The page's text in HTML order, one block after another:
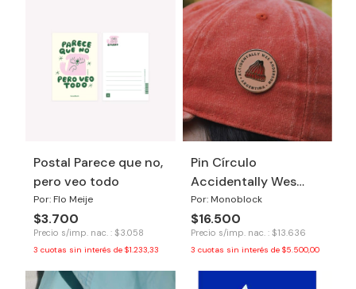
Postal Parece que no,
pero veo todo
Por: Flo Meije
$3.700
Precio s/imp. nac. : $3.058
3 cuotas sin interés de $1.233,33
Pin Círculo
Accidentally Wes
Anderson
Por: Monoblock
$16.500
Precio s/imp. nac. : $13.636
3 cuotas sin interés de $5.500,00